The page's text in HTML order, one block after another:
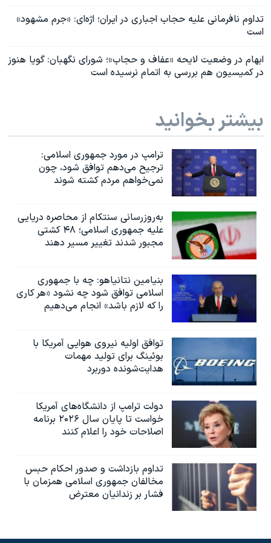
تداوم نافرمانی علیه حجاب اجباری در ایران؛ اژه‌ای: «جرم مشهود»
است
ابهام در وضعیت لایحه «عفاف و حجاب»؛ شورای نگهبان: گویا هنوز
در کمیسیون هم بررسی به اتمام نرسیده است
بیشتر بخوانید
ترامپ در مورد جمهوری اسلامی:
ترجیح می‌دهم توافق شود، چون
نمی‌خواهم مردم کشته شوند
به‌روزرسانی سنتکام از محاصره دریایی
علیه جمهوری اسلامی؛ ۴۸ کشتی
مجبور شدند تغییر مسیر دهند
بنیامین نتانیاهو: چه با جمهوری
اسلامی توافق شود چه نشود «هر کاری
را که لازم باشد» انجام می‌دهیم
توافق اولیه نیروی هوایی آمریکا با
بوئينگ برای تولید مهمات
هدایت‌شونده دوربرد
دولت ترامپ از دانشگاه‌های آمریکا
خواست تا پایان سال ۲۰۲۶ برنامه
اصلاحات خود را اعلام کنند
تداوم بازداشت و صدور احکام حبس
مخالفان جمهوری اسلامی همزمان با
فشار بر زندانیان معترض